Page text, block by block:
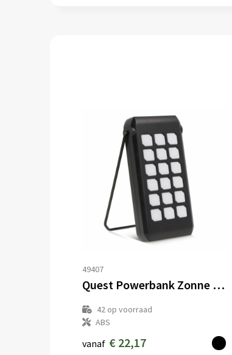
49407
Quest Powerbank Zonne Energie 10000mAh
42op voorraad
ABS
vanaf € 22,17